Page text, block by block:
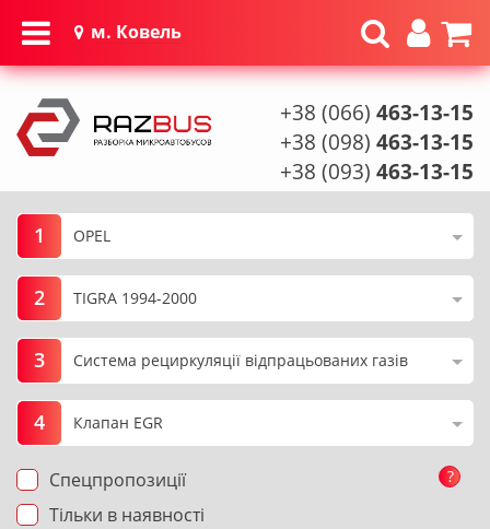
м. Ковель
+38 (066) 463-13-15
+38 (098) 463-13-15
+38 (093) 463-13-15
1
2
3
4
Спецпропозиції
Тільки в наявності
?